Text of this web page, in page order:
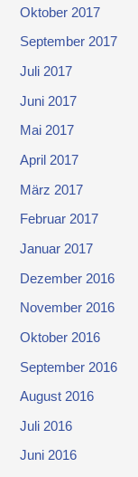
Oktober 2017
September 2017
Juli 2017
Juni 2017
Mai 2017
April 2017
März 2017
Februar 2017
Januar 2017
Dezember 2016
November 2016
Oktober 2016
September 2016
August 2016
Juli 2016
Juni 2016